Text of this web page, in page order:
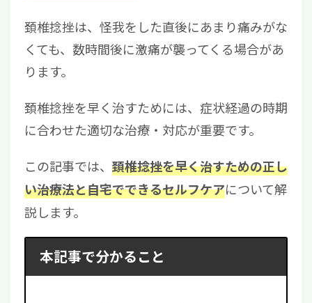
頚椎捻挫は、怪我をした直後にあまり痛みがな
くても、数時間後に激痛が襲ってくる場合があ
ります。
頚椎捻挫を早く治すためには、症状経過の時期
に合わせた適切な治療・対応が重要です。
この記事では、 頚椎捻挫を早く治すための正し
い治療法と自宅でできるセルフケアについて解
説します。
本記事で分かること